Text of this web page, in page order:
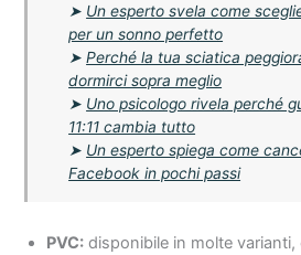
➤ Un esperto svela come
per un sonno perfetto
➤Perché la tua sciatica
dormirci sopra meglio
➤ Uno psicologo rivela perché
11:11 cambia tutto
➤ Un esperto spiega come
Facebook in pochi passi
PVC: disponibile in molte varianti,